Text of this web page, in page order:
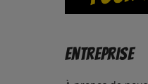
Entreprise